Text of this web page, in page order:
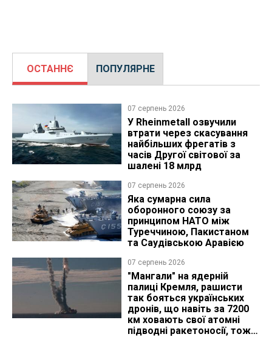
ОСТАННЄ ПОПУЛЯРНЕ
07 серпень 2026
У Rheinmetall озвучили
втрати через скасування
найбільших фрегатів з
часів Другої світової за
шалені 18 млрд
07 серпень 2026
Яка сумарна сила
оборонного союзу за
принципом НАТО між
Туреччиною, Пакистаном
та Саудівською Аравією
07 серпень 2026
"Мангали" на ядерній
палиці Кремля, рашисти
так бояться українських
дронів, що навіть за 7200
км ховають свої атомні
підводні ракетоносії, тож